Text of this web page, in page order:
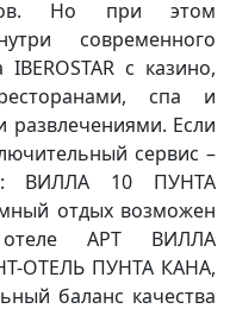
Но при этом
современного
с казино,
спа и
развлечениями. Если
сервис –
ВИЛЛА 10 ПУНТА
отдых возможен
АРТ ВИЛЛА
ОТЕЛЬ ПУНТА КАНА,
баланс качества